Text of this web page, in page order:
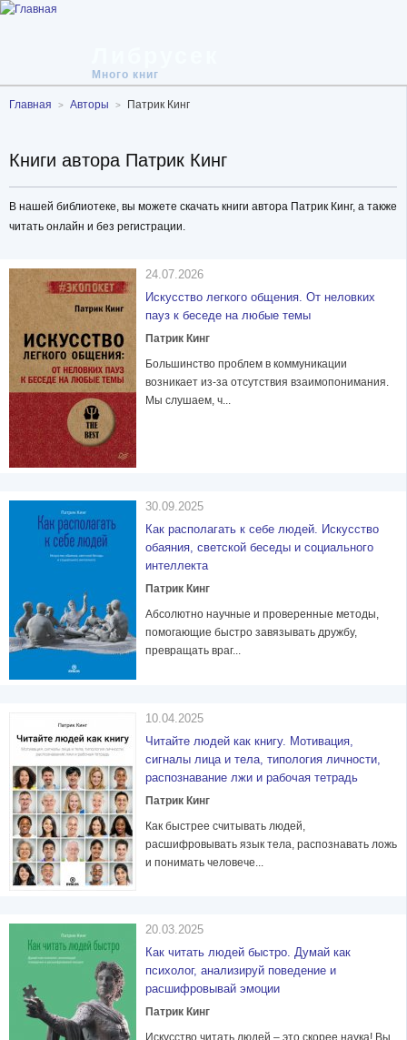
Много книг
Главная Авторы Патрик Кинг
Книги автора Патрик Кинг
В нашей библиотеке, вы можете скачать книги автора Патрик Кинг, а также
читать онлайн и без регистрации.
24.07.2026
Искусство легкого общения. От неловких
пауз к беседе на любые темы
Патрик Кинг
Большинство проблем в коммуникации
возникает из-за отсутствия взаимопонимания.
Мы слушаем, ч...
30.09.2025
Как располагать к себе людей. Искусство
обаяния, светской беседы и социального
интеллекта
Патрик Кинг
Абсолютно научные и проверенные методы,
помогающие быстро завязывать дружбу,
превращать враг...
10.04.2025
Читайте людей как книгу. Мотивация,
сигналы лица и тела, типология личности,
распознавание лжи и рабочая тетрадь
Патрик Кинг
Как быстрее считывать людей,
расшифровывать язык тела, распознавать ложь
и понимать человече...
20.03.2025
Как читать людей быстро. Думай как
психолог, анализируй поведение и
расшифровывай эмоции
Патрик Кинг